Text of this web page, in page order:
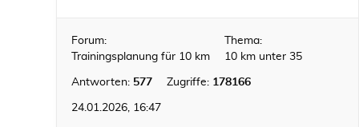
Forum:
Trainingsplanung für 10 km
Thema:
10 km unter 35
Antworten: 577 Zugriffe: 178166
24.01.2026, 16:47